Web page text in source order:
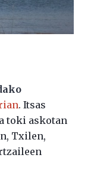
. Itsas
toki askotan
Txilen,